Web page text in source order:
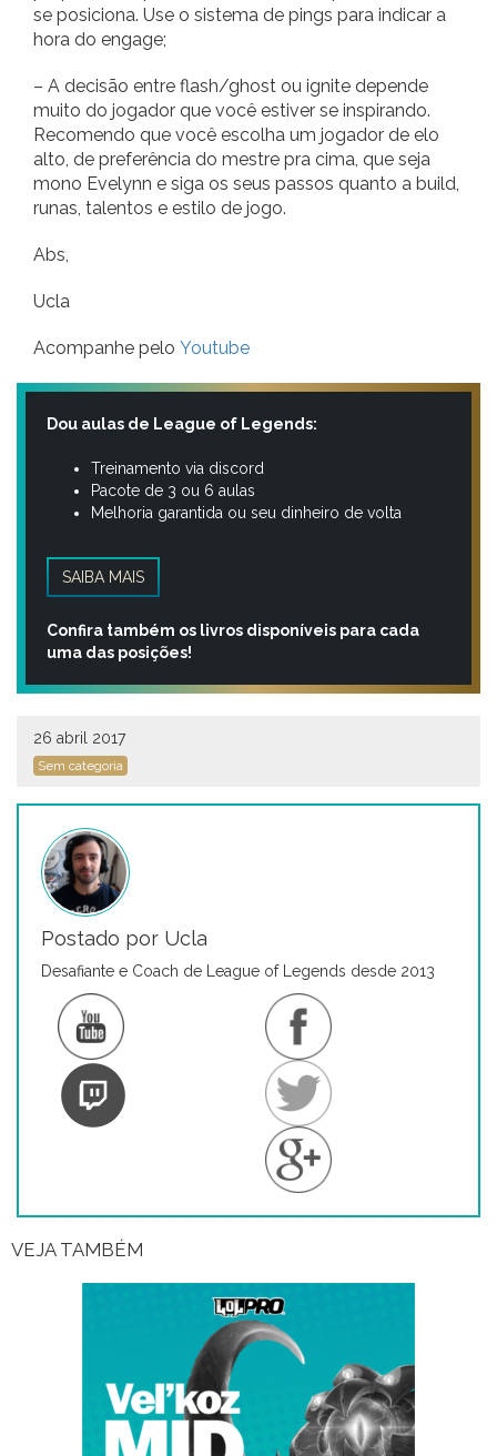
se posiciona. Use o sistema de pings para indicar a
hora do engage;
– A decisão entre flash/ghost ou ignite depende
muito do jogador que você estiver se inspirando.
Recomendo que você escolha um jogador de elo
alto, de preferência do mestre pra cima, que seja
mono Evelynn e siga os seus passos quanto a build,
runas, talentos e estilo de jogo.
Abs,
Ucla
Acompanhe pelo Youtube
Dou aulas de League of Legends:
Treinamento via discord
Pacote de 3 ou 6 aulas
Melhoria garantida ou seu dinheiro de volta
SAIBA MAIS
Confira também os livros disponíveis para cada
uma das posições!
26 abril 2017
Sem categoria
Postado por Ucla
Desafiante e Coach de League of Legends desde 2013
VEJA TAMBÉM